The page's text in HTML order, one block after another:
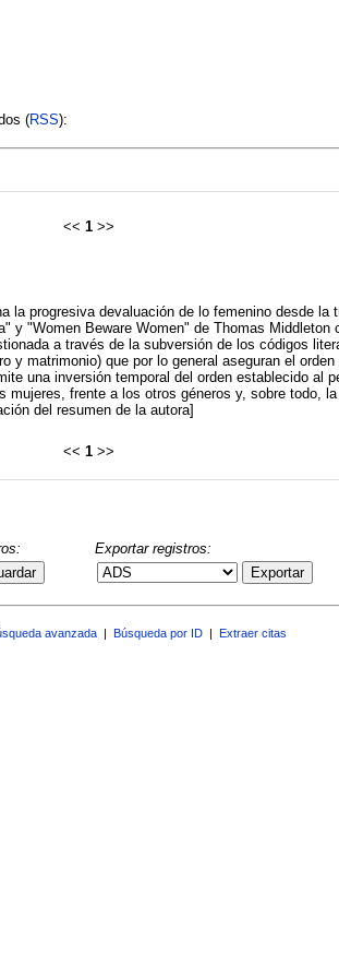
(RSS):
<< 1 >>
la progresiva devaluación de lo femenino desde
y "Women Beware Women" de Thomas
a través de la subversión de los códigos
y matrimonio) que por lo general aseguran el
una inversión temporal del orden establecido al
la filosofía, en la que esta posibilidad desaparece por
del resumen de la autora]
<< 1 >>
Exportar registros:
Exportar
avanzada Búsqueda por ID Extraer citas